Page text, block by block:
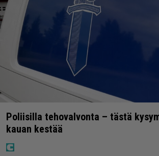
Poliisilla tehovalvonta – tästä
kauan kestää